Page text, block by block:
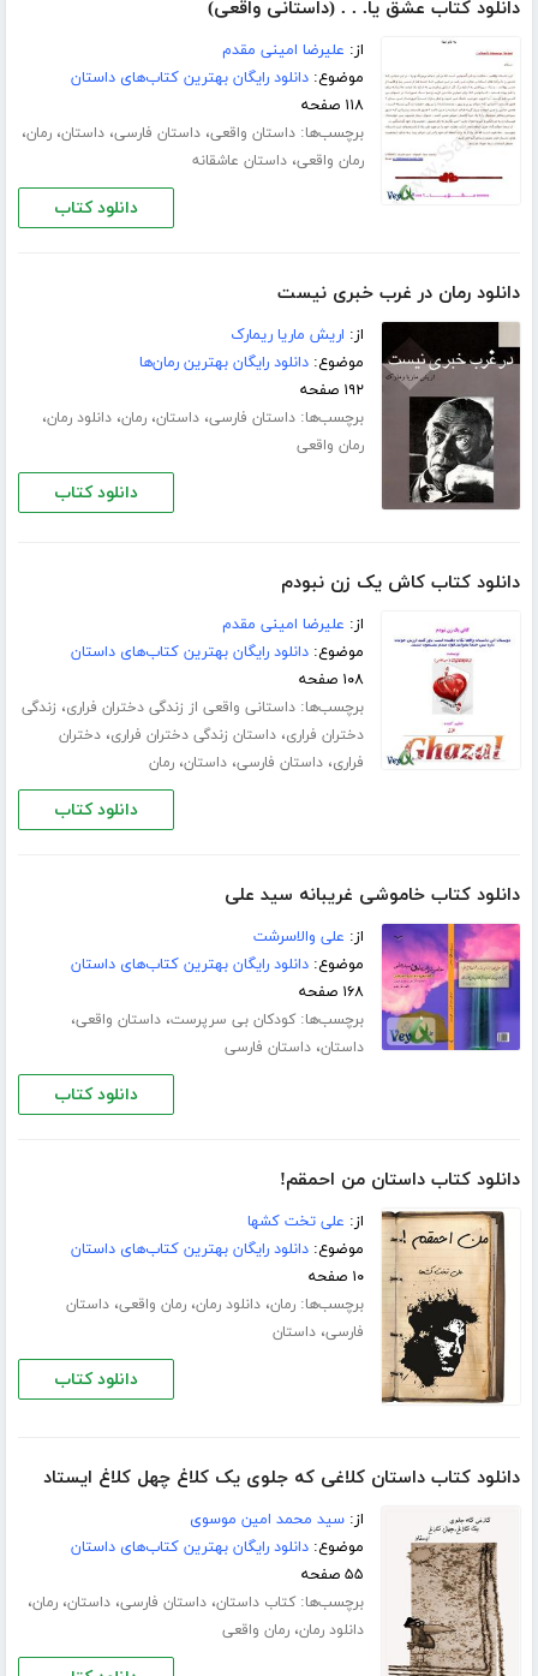
دانلود کتاب عشق یا. . . (داستانی واقعی)
از: علیرضا امینی مقدم
موضوع:دانلود رایگان بهترین کتاب‌های داستان
۱۱۸ صفحه
برچسب‌ها:داستان واقعی،داستان فارسی،داستان،رمان،
رمان واقعی،داستان عاشقانه
دانلود کتاب
دانلود رمان در غرب خبری نیست
از: اریش ماریا ریمارک
موضوع:دانلود رایگان بهترین رمان‌ها
۱۹۲ صفحه
برچسب‌ها:داستان فارسی،داستان،رمان،دانلود رمان،
رمان واقعی
دانلود کتاب
دانلود کتاب کاش یک زن نبودم
از: علیرضا امینی مقدم
موضوع:دانلود رایگان بهترین کتاب‌های داستان
۱۰۸ صفحه
برچسب‌ها:داستانی واقعی از زندگی دختران فراری، زندگی
دختران فراری،داستان زندگی دختران فراری،دختران
فراری،داستان فارسی،داستان،رمان
دانلود کتاب
دانلود کتاب خاموشی غریبانه سید علی
از: علی والاسرشت
موضوع:دانلود رایگان بهترین کتاب‌های داستان
۱۶۸ صفحه
برچسب‌ها:کودکان بی سرپرست،داستان واقعی،
داستان،داستان فارسی
دانلود کتاب
دانلود کتاب داستان من احمقم!
از: علی تخت کشها
موضوع:دانلود رایگان بهترین کتاب‌های داستان
۱۰ صفحه
برچسب‌ها:رمان،دانلود رمان،رمان واقعی،داستان
فارسی،داستان
دانلود کتاب
دانلود کتاب داستان کلاغی که جلوی یک کلاغ چهل کلاغ ایستاد
از:سید محمد امین موسوی
موضوع:دانلود رایگان بهترین کتاب‌های داستان
۵۵ صفحه
برچسب‌ها:کتاب داستان،داستان فارسی،داستان،رمان،
دانلود رمان،رمان واقعی